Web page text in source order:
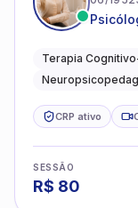
do
Terapia
CRP ativo
SESSÃO
R$ 80